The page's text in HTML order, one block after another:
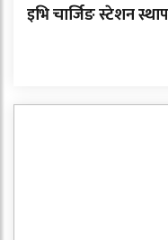
इभि चार्जिङ स्टेशन